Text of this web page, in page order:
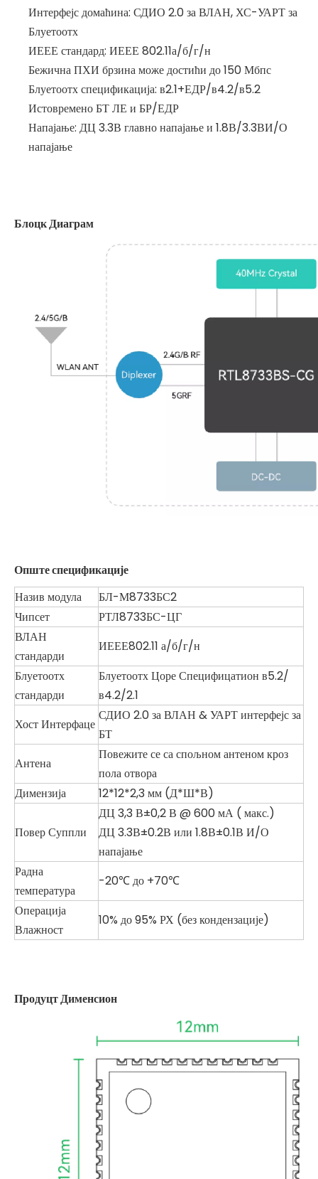
Интерфејс домаћина: СДИО 2.0 за ВЛАН, ХС-УАРТ за
Блуетоотх
ИЕЕЕ стандард: ИЕЕЕ 802.11а/б/г/н
Бежична ПХИ брзина може достићи до 150 Мбпс
Блуетоотх спецификација: в2.1+ЕДР/в4.2/в5.2
Истовремено БТ ЛЕ и БР/ЕДР
Напајање: ДЦ 3.3В главно напајање и 1.8В/3.3ВИ/О
напајање
Блоцк Диаграм
Опште спецификације
Назив модула
БЛ-М8733БС2
Чипсет
РТЛ8733БС-ЦГ
ВЛАН
стандарди
ИЕЕЕ802.11 а/б/г/н
Блуетоотх
стандарди
Блуетоотх Цоре Специфицатион в5.2/
в4.2/2.1
Хост Интерфаце
СДИО 2.0 за ВЛАН & УАРТ интерфејс за
БТ
Антена
Повежите се саспољном антеном кроз
пола отвора
Димензија
12*12*2,3 мм (Д*Ш*В)
Повер Суппли
ДЦ 3,3 В±0,2 В @ 600 мА ( макс.)
ДЦ 3.3В±0.2В или 1.8В±0.1В И/О
напајање
Радна
температура
-20℃ до +70℃
Операција
Влажност
10% до 95% РХ (без кондензације)
Продуцт Дименсион